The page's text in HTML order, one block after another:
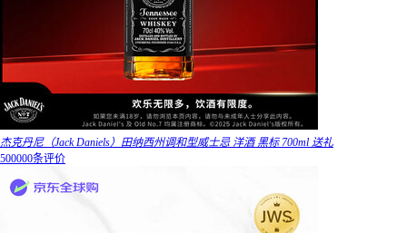
杰克丹尼（Jack Daniels）田纳西州调和型威士忌 洋酒 黑标 700ml 送礼
500000条评价